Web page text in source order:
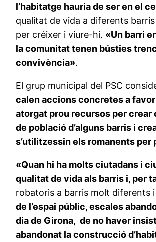
l’habitatge hauria de ser en el
qualitat de vida a diferents
per créixer i viure-hi. «Un barri
la comunitat tenen bústies
convivència».
El grup municipal del PSC
calen accions concretes a
atorgat prou recursos per crear
de població d’alguns barris i
s’utilitzessin els romanents
«Quan hi ha molts ciutadans i
qualitat de vida als barris i, per
robatoris a barris molt diferents
de l’espai públic, escales
dia de Girona, de no haver
abandonat la construcció